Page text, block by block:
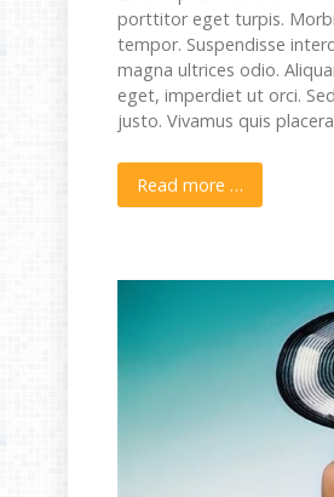
porttitor eget turpis.
tempor. Suspendisse
magna ultrices odio.
eget, imperdiet ut orci.
justo. Vivamus quis
Read more …